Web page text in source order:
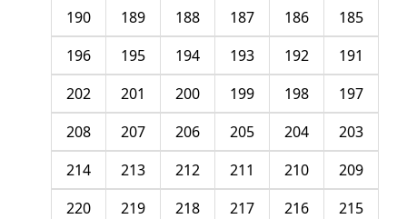
185
186
187
188
189
190
191
192
193
194
195
196
197
198
199
200
201
202
203
204
205
206
207
208
209
210
211
212
213
214
215
216
217
218
219
220